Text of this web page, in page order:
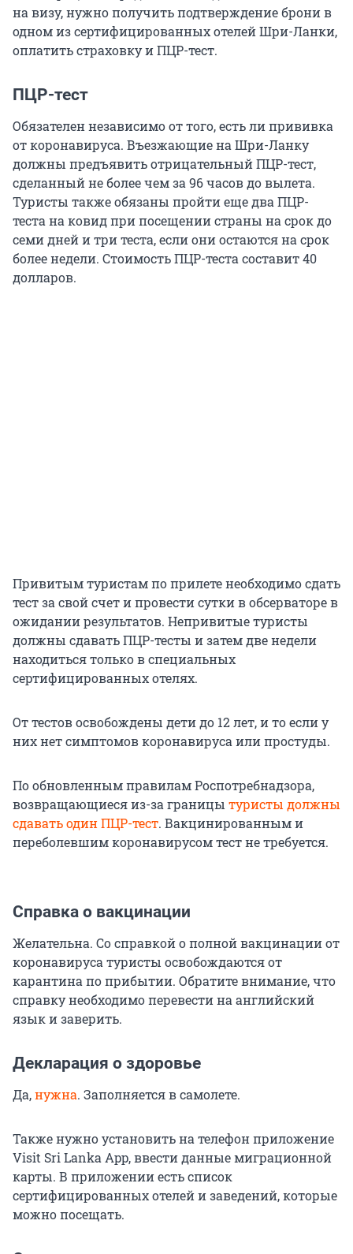
на визу, нужно получить подтверждение брони в
одном из сертифицированных отелей Шри-Ланки,
оплатить страховку и ПЦР-тест.
ПЦР-тест
Обязателен независимо от того, есть ли прививка
от коронавируса. Въезжающие на Шри-Ланку
должны предъявить отрицательный ПЦР-тест,
сделанный не более чем за 96 часов до вылета.
Туристы также обязаны пройти еще два ПЦР-
теста на ковид при посещении страны на срок до
семи дней и три теста, если они остаются на срок
более недели. Стоимость ПЦР-теста составит 40
долларов.
Привитым туристам по прилете необходимо сдать
тест за свой счет и провести сутки в обсерваторе в
ожидании результатов. Непривитые туристы
должны сдавать ПЦР-тесты и затем две недели
находиться только в специальных
сертифицированных отелях.
От тестов освобождены дети до 12 лет, и то если у
них нет симптомов коронавируса или простуды.
По обновленным правилам Роспотребнадзора,
возвращающиеся из-за границы туристы должны
сдавать один ПЦР-тест. Вакцинированным и
переболевшим коронавирусом тест не требуется.
Справка о вакцинации
Желательна. Со справкой о полной вакцинации от
коронавируса туристы освобождаются от
карантина по прибытии. Обратите внимание, что
справку необходимо перевести на английский
язык и заверить.
Декларация о здоровье
Да,нужна. Заполняется в самолете.
Также нужно установить на телефон приложение
Visit Sri Lanka App, ввести данные миграционной
карты. В приложении есть список
сертифицированных отелей и заведений, которые
можно посещать.